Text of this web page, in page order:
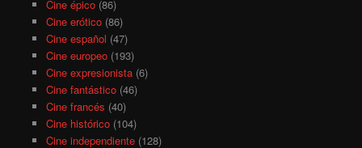
Cine épico(86)
Cine erótico(86)
Cine español (47)
Cine europeo(193)
Cine expresionista(6)
Cine fantástico(46)
Cine francés (40)
Cine histórico(104)
Cine independiente(128)